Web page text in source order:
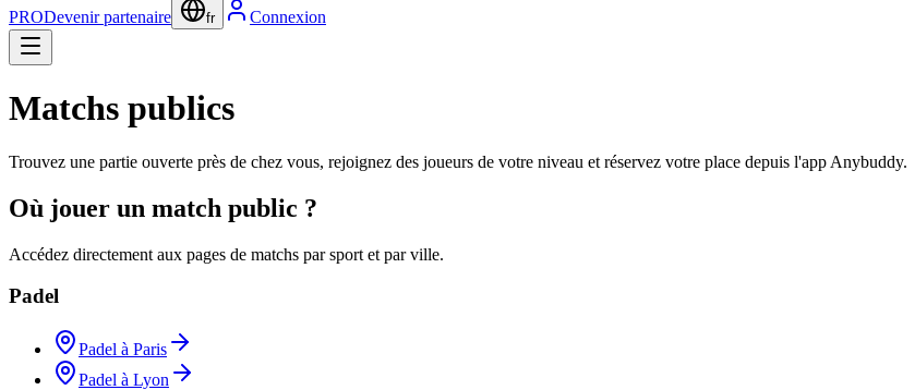
PRODevenir partenaire fr Connexion
Matchs publics
Trouvez une partie ouverte près de chez vous, rejoignez des joueurs de votre niveau et réservez votre place depuis l'app Anybuddy.
Où jouer un match public ?
Accédez directement aux pages de matchs par sport et par ville.
Padel
Padel à Paris
Padel à Lyon